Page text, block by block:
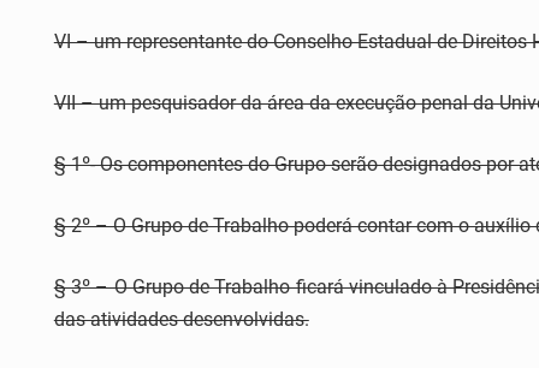
VI – um representante do Conselho Estadual de Direitos
VII – um pesquisador da área da execução penal da
§ 1º- Os componentes do Grupo serão designados por
§ 2º – O Grupo de Trabalho poderá contar com o
§ 3º – O Grupo de Trabalho ficará vinculado à
das atividades desenvolvidas.